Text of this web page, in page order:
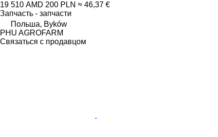
19 510 AMD 200 PLN ≈ 46,37 €
Запчасть - запчасти
Польша, Byków
PHU AGROFARM
Связаться с продавцом